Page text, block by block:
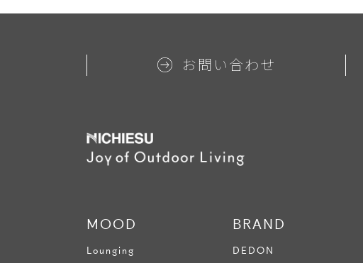
お問い合わせ
MOOD
Lounging
BRAND
DEDON